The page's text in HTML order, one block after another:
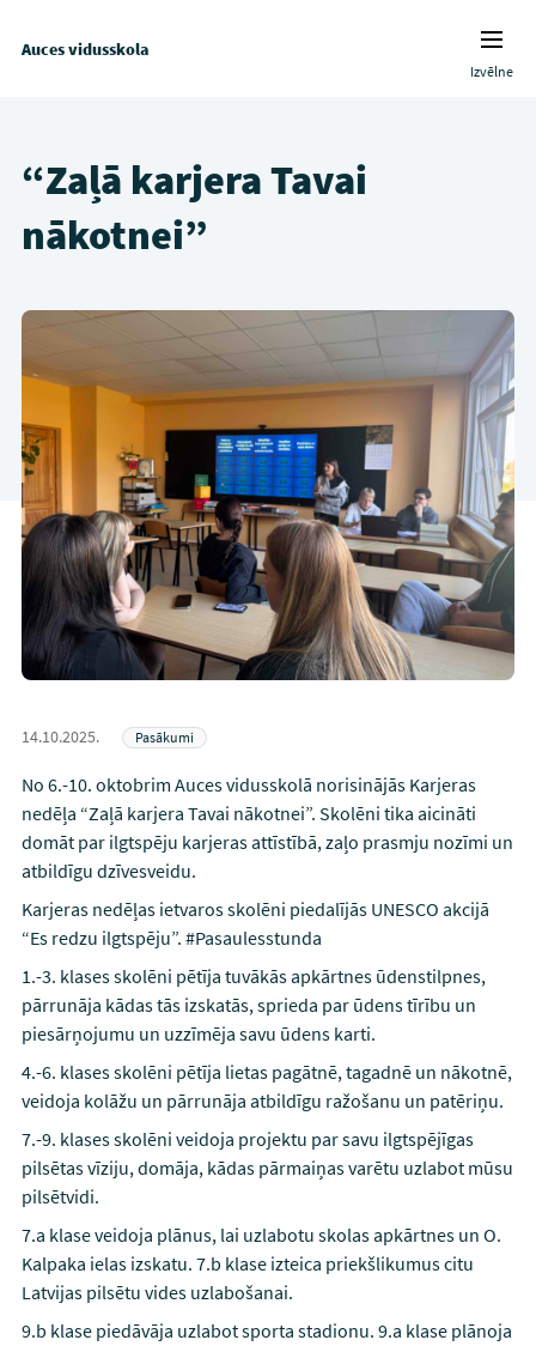
Auces vidusskola
Izvēlne
“Zaļā karjera Tavai
nākotnei”
14.10.2025. Pasākumi
No 6.-10. oktobrim Auces vidusskolā norisinājās Karjeras
nedēļa “Zaļā karjera Tavai nākotnei”. Skolēni tika aicināti
domāt par ilgtspēju karjeras attīstībā, zaļo prasmju nozīmi un
atbildīgu dzīvesveidu.
Karjeras nedēļas ietvaros skolēni piedalījās UNESCO akcijā
“Es redzu ilgtspēju”. #Pasaulesstunda
1.-3. klases skolēni pētīja tuvākās apkārtnes ūdenstilpnes,
pārrunāja kādas tās izskatās, sprieda par ūdens tīrību un
piesārņojumu un uzzīmēja savu ūdens karti.
4.-6. klases skolēni pētīja lietas pagātnē, tagadnē un nākotnē,
veidoja kolāžu un pārrunāja atbildīgu ražošanu un patēriņu.
7.-9. klases skolēni veidoja projektu par savu ilgtspējīgas
pilsētas vīziju, domāja, kādas pārmaiņas varētu uzlabot mūsu
pilsētvidi.
7.a klase veidoja plānus, lai uzlabotu skolas apkārtnes un O.
Kalpaka ielas izskatu. 7.b klase izteica priekšlikumus citu
Latvijas pilsētu vides uzlabošanai.
9.b klase piedāvāja uzlabot sporta stadionu. 9.a klase plānoja